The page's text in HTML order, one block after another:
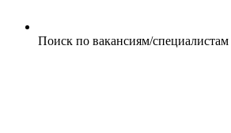
Поиск по вакансиям/специалистам